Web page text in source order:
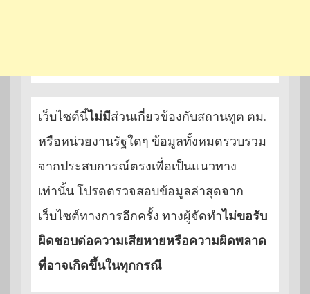
เว็บไซต์นี้ไม่มีส่วนเกี่ยวข้องกับสถานทูต ตม.
หรือหน่วยงานรัฐใดๆ ข้อมูลทั้งหมดรวบรวม
จากประสบการณ์ตรงเพื่อเป็นแนวทาง
เท่านั้น โปรดตรวจสอบข้อมูลล่าสุดจาก
เว็บไซต์ทางการอีกครั้ง ทางผู้จัดทำไม่ขอรับ
ผิดชอบต่อความเสียหายหรือความผิดพลาด
ที่อาจเกิดขึ้นในทุกกรณี